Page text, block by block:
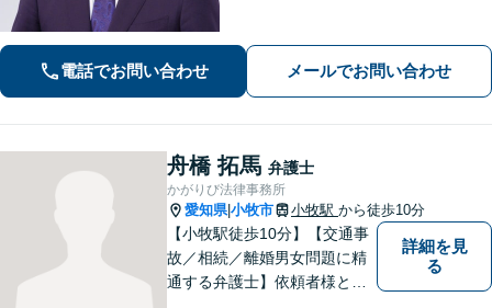
せください【初回相談無料】【メディ
ア出演やセミナー講演多数】
電話でお問い合わせ メールでお問い合わせ
舟橋 拓馬 弁護士
かがりび法律事務所
愛知県|小牧市 小牧駅 から徒歩10分
【小牧駅徒歩10分】【交通事
故／相続／離婚男女問題に精
通する弁護士】依頼者様との
詳細を見
る